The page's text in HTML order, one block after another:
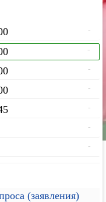
-
-
-
-
-
-
-
(заявления)